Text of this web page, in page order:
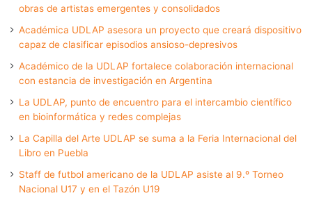
obras de artistas emergentes y consolidados
Académica UDLAP asesora un proyecto que creará dispositivo
capaz de clasificar episodios ansioso-depresivos
Académico de la UDLAP fortalece colaboración internacional
con estancia de investigación en Argentina
La UDLAP, punto de encuentro para el intercambio científico
en bioinformática y redes complejas
La Capilla del Arte UDLAP se suma a la Feria Internacional del
Libro en Puebla
Staff de futbol americano de la UDLAP asiste al 9.º Torneo
Nacional U17 y en el Tazón U19